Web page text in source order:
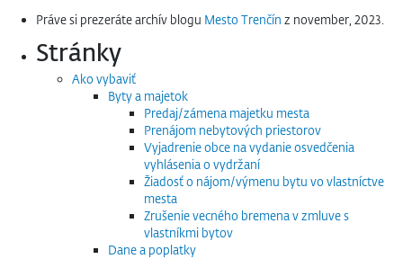
Práve si prezeráte archív blogu Mesto Trenčín z november, 2023.
Stránky
Ako vybaviť
Byty a majetok
Predaj/zámena majetku mesta
Prenájom nebytových priestorov
Vyjadrenie obce na vydanie osvedčenia
vyhlásenia o vydržaní
Žiadosť o nájom/výmenu bytu vo vlastníctve
mesta
Zrušenie vecného bremena v zmluve s
vlastníkmi bytov
Dane a poplatky